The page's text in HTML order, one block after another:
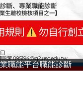
職能平台職能診斷